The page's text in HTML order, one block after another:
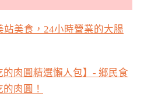
美食，24小時營業的大腸
的肉圓精選懶人包】- 鄉民食
肉圓！